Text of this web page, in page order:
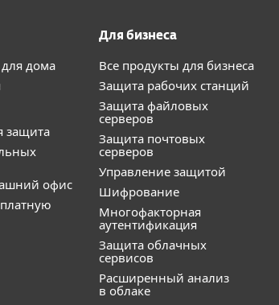
дома
защита
офис
Для бизнеса
Все продукты для бизнеса
Защита рабочих станций
Защита файловых
серверов
Защита почтовых
серверов
Управление защитой
Шифрование
Многофакторная
аутентификация
Защита облачных
сервисов
Расширенный анализ
в облаке